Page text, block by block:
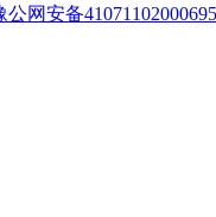
公网安备